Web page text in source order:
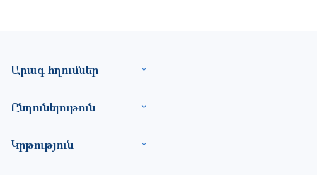
Footer site information
Արագ հղումներ
Ընդունելութուն
Կրթություն